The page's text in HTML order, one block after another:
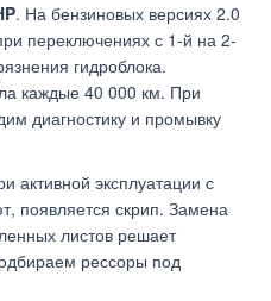
. На бензиновых версиях 2.0
переключениях с 1-й на 2-
гидроблока.
каждые 40 000 км. При
диагностику и промывку
активной эксплуатации с
появляется скрип. Замена
листов решает
рессоры под